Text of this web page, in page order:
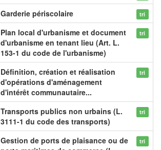
Garderie périscolaire tri
Plan local d'urbanisme et document
d'urbanisme en tenant lieu (Art. L.
153-1 du code de l'urbanisme)
tri
Définition, création et réalisation
d'opérations d'aménagement
d'intérêt communautaire...
tri
Transports publics non urbains (L.
3111-1 du code des transports)
tri
Gestion de ports de plaisance ou de
tri